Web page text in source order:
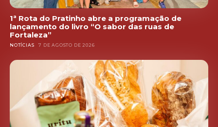
1ª Rota do Pratinho abre a programação de
lançamento do livro “O sabor das ruas de
Fortaleza”
NOTÍCIAS 7 DE AGOSTO DE 2026